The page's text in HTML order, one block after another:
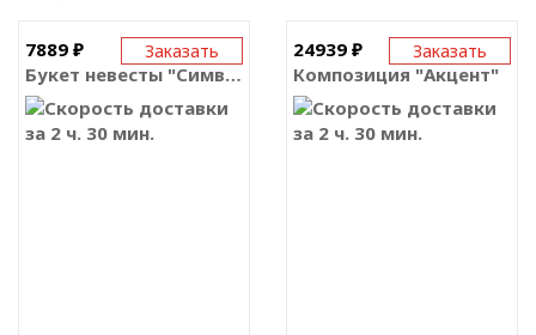
Заказать
24939 ₽
Композиция "Акцент"
за 2 ч. 30 мин.
Заказать
7889 ₽
Букет невесты "Символ"
за 2 ч. 30 мин.